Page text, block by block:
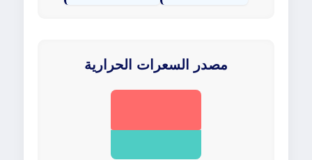
مصدر السعرات الحرارية